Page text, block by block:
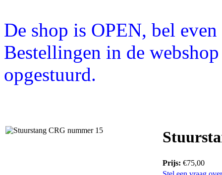
De shop is OPEN, bel
Bestellingen in de
opgestuurd.
Prijs: €75,00